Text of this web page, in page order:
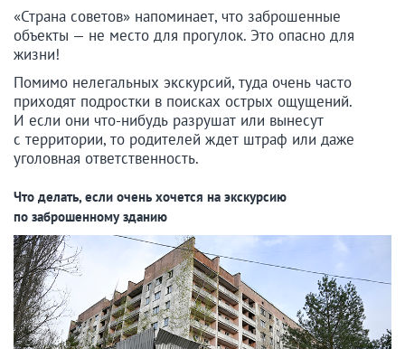
«Страна советов» напоминает, что заброшенные
объекты — не место для прогулок. Это опасно для
жизни!
Помимо нелегальных экскурсий, туда очень часто
приходят подростки в поисках острых ощущений.
И если они что-нибудь разрушат или вынесут
с территории, то родителей ждет штраф или даже
уголовная ответственность.
Что делать, если очень хочется на экскурсию
по заброшенному зданию